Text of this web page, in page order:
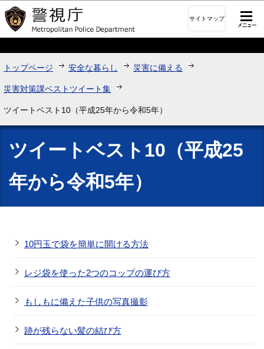
このページの本文へ移動
サイトマップ
トップページ 安全な暮らし 災害に備える
災害対策課ベストツイート集
ツイートベスト10（平成25年から令和5年）
ツイートベスト10（平成25
年から令和5年）
10円玉で袋を簡単に開ける方法
レジ袋を使った2つのコップの運び方
もしもに備えた子供の写真撮影
跡が残らない髪の結び方